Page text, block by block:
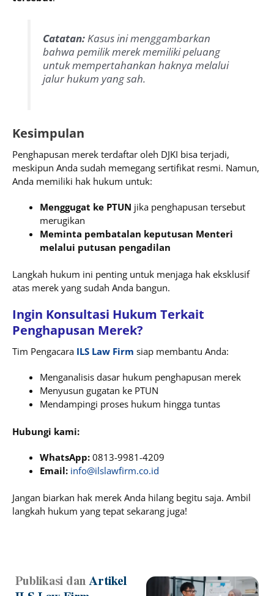
Catatan:Kasus ini menggambarkan
bahwa pemilik merek memiliki peluang
untuk mempertahankan haknya melalui
jalur hukum yang sah.
Kesimpulan
Penghapusan merek terdaftar oleh DJKI bisa terjadi,
meskipun Anda sudah memegang sertifikat resmi. Namun,
Anda memiliki hak hukum untuk:
Menggugat ke PTUN jika penghapusan tersebut
merugikan
Meminta pembatalan keputusan Menteri
melalui putusan pengadilan
Langkah hukum ini penting untuk menjaga hak eksklusif
atas merek yang sudah Anda bangun.
Ingin Konsultasi Hukum Terkait
Penghapusan Merek?
Tim Pengacara ILS Law Firm siap membantu Anda:
Menganalisis dasar hukum penghapusan merek
Menyusun gugatan ke PTUN
Mendampingi proses hukum hingga tuntas
Hubungi kami:
WhatsApp: 0813-9981-4209
Email: info@ilslawfirm.co.id
Jangan biarkan hak merek Anda hilang begitu saja. Ambil
langkah hukum yang tepat sekarang juga!
Publikasi danArtikel
PagePagePagePagePage